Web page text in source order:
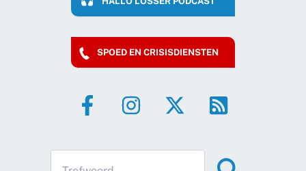
SPOED EN CRISISDIENSTEN